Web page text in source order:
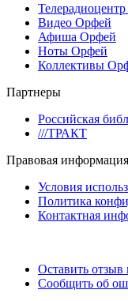
Видео Орфей
Афиша Орфей
Ноты Орфей
Коллективы
Партнеры
Российская
///ТРАКТ
Правовая информация
Условия
Политика
Контактная
Оставить
Сообщить об